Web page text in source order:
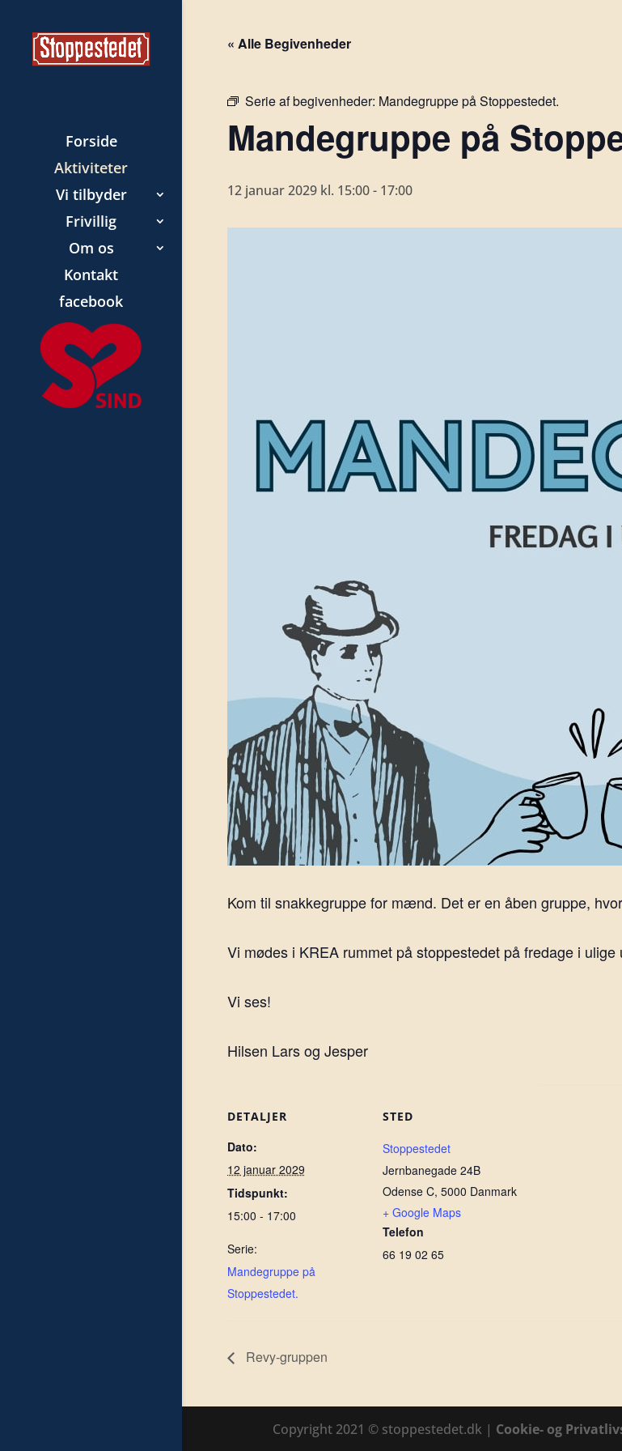
Forside
Aktiviteter
Vi tilbyder
Frivillig
Om os
Kontakt
facebook
« Alle Begivenheder
Serie af begivenheder: Mandegruppe på Stoppestedet.
Mandegruppe på
12 januar 2029 kl. 15:00- 17:00
Kom til snakkegruppe for mænd. Det er en åben gruppe,
Vi mødes i KREA rummet på stoppestedet på fredage i ulige
Vi ses!
Hilsen Lars og Jesper
DETALJER
Dato:
12 januar 2029
Tidspunkt:
15:00 - 17:00
Serie:
Mandegruppe på
Stoppestedet.
STED
Stoppestedet
Jernbanegade 24B
Odense C, 5000 Danmark
+ Google Maps
Telefon
66 19 02 65
Revy-gruppen
Copyright 2021 © stoppestedet.dk | Cookie- og